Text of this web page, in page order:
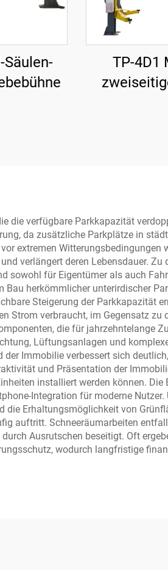
Säulen-
TP-4D1
die verfügbare Parkkapazität
da zusätzliche Parkplätze in
extremen Witterungsbedingungen
verlängert deren Lebensdauer.
sowohl für Eigentümer als auch
herkömmlicher unterirdischer
Steigerung der Parkkapazität
Strom verbraucht, im Gegensatz
die für jahrzehntelange
Lüftungsanlagen und
Immobilie verbessert sich
und Präsentation der
installiert werden können.
Integration für moderne
Erhaltungsmöglichkeit von
auftritt. Schneeräumarbeiten
Ausrutschen beseitigt. Oft
wodurch langfristige